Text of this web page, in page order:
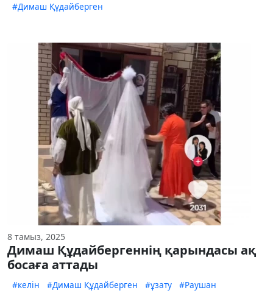
#Димаш Құдайберген
8 тамыз, 2025
Димаш Құдайбергеннің қарындасы ақ
босаға аттады
#келін #Димаш Құдайберген #ұзату
#Раушан